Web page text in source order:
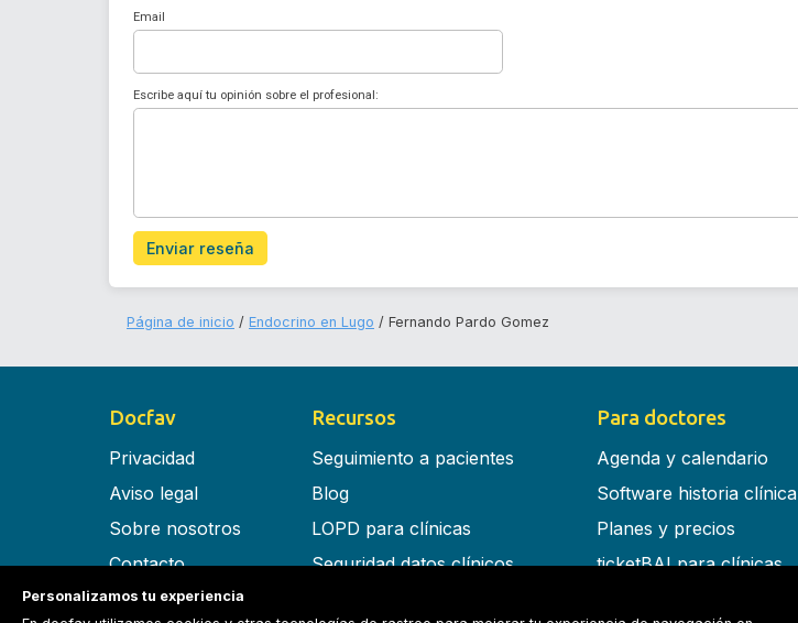
Email
Escribe aquí tu opinión sobre el profesional:
Enviar reseña
Página de inicio Endocrino en Lugo Fernando Pardo Gomez
Docfav
Privacidad
Aviso legal
Sobre nosotros
Contacto
Términos y condiciones
Recursos
Seguimiento a pacientes
Blog
LOPD para clínicas
Seguridad datos clínicos
Para doctores
Agenda y calendario
Software historia clínica
Planes y precios
ticketBAI para clínicas
Personalizamos tu experiencia